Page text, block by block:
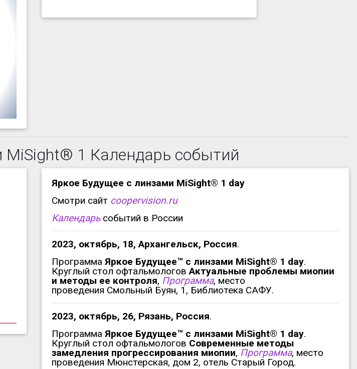
MiSight® 1 Календарь событий
Яркое Будущее с линзами MiSight® 1 day
Смотри сайт coopervision.ru
Календарь событий в России
2023, октябрь, 18, Архангельск, Россия.
ПрограммаЯркое Будущее™ с линзами MiSight® 1 day.
Круглый стол офтальмологовАктуальные проблемы миопии
и методы ее контроля, Программа, место
проведения Смольный Буян, 1, Библиотека САФУ.
2023, октябрь, 26, Рязань, Россия.
ПрограммаЯркое Будущее™ с линзами MiSight® 1 day.
Круглый стол офтальмологов Современные методы
замедления прогрессирования миопии, Программа, место
проведения Мюнстерская, дом 2, отель Старый Город.